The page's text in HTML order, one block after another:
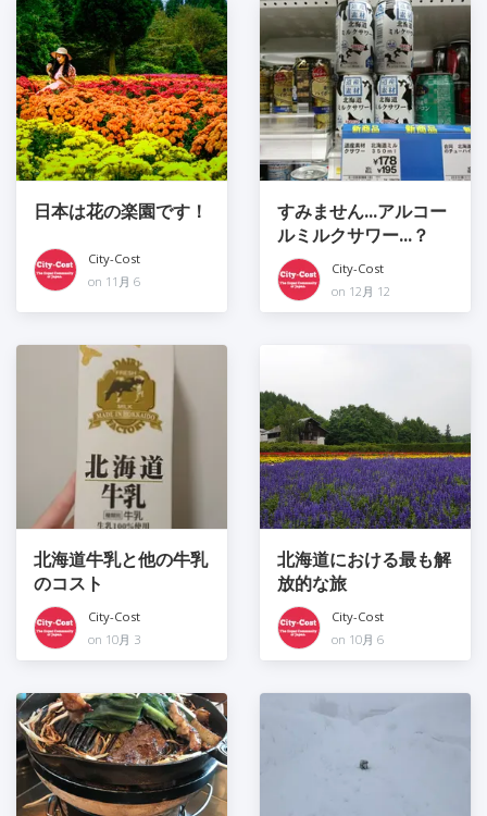
日本は花の楽園です！
City-Cost
on 11月 6
すみません...アルコー
ルミルクサワー...？
City-Cost
on 12月 12
北海道牛乳と他の牛乳
のコスト
City-Cost
on 10月 3
北海道における最も解
放的な旅
City-Cost
on 10月 6